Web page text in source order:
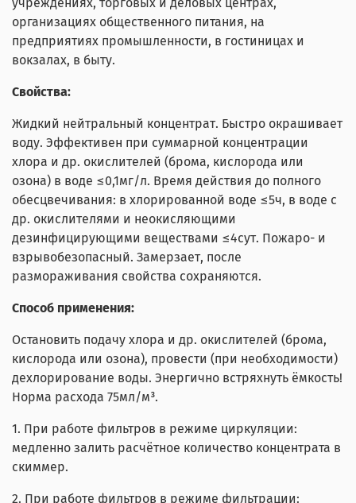
организациях общественного питания, на
предприятиях промышленности, в гостиницах и
вокзалах, в быту.
Свойства:
Жидкий нейтральный концентрат. Быстро окрашивает
воду. Эффективен при суммарной концентрации
хлора и др. окислителей (брома, кислорода или
озона) в воде ≤0,1мг/л. Время действия до полного
обесцвечивания: в хлорированной воде ≤5ч, в воде с
др. окислителями и неокисляющими
дезинфицирующими веществами ≤4сут. Пожаро- и
взрывобезопасный. Замерзает, после
размораживания свойства сохраняются.
Способ применения:
Остановить подачу хлора и др. окислителей (брома,
кислорода или озона), провести (при необходимости)
дехлорирование воды. Энергично встряхнуть ёмкость!
Норма расхода 75мл/м³.
1. При работе фильтров в режиме циркуляции:
медленно залить расчётное количество концентрата в
скиммер.
2. При работе фильтров в режиме фильтрации: